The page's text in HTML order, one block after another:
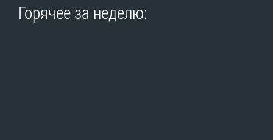
Горячее за неделю: